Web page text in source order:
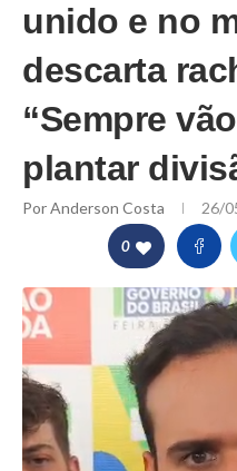
unido e no
descarta
“Sempre
plantar
PorAnderson Costa 26/
0